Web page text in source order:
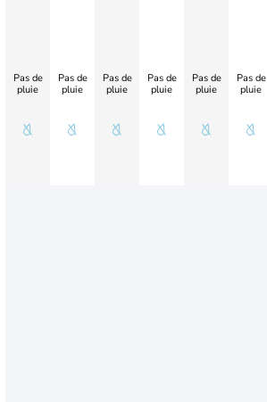
Pas de
pluie
Pas de
pluie
Pas de
pluie
Pas de
pluie
Pas de
pluie
Pas de
pluie